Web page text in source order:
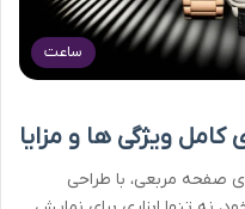
ساعت
ویژگی ها و مزایا
صفحه مربعی، با طراحی